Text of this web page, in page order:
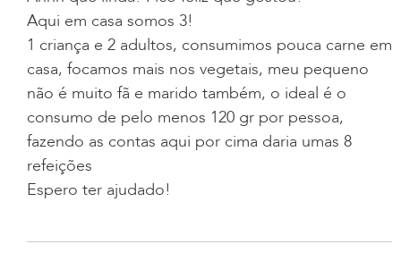
Aqui em casa somos 3!
1 criança e 2 adultos, consumimos pouca carne em
casa, focamos mais nos vegetais, meu pequeno
não é muito fã e marido também, o ideal é o
consumo de pelo menos 120 gr por pessoa,
fazendo as contas aqui por cima daria umas 8
refeições
Espero ter ajudado!